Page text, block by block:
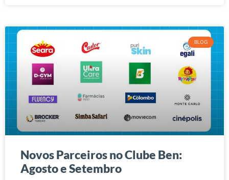
BLOG
Novos Parceiros no Clube Ben:
Agosto e Setembro